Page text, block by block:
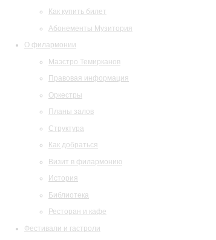
Как купить билет
Абонементы Музитория
О филармонии
Маэстро Темирканов
Правовая информация
Оркестры
Планы залов
Структура
Как добраться
Визит в филармонию
История
Библиотека
Ресторан и кафе
Фестивали и гастроли